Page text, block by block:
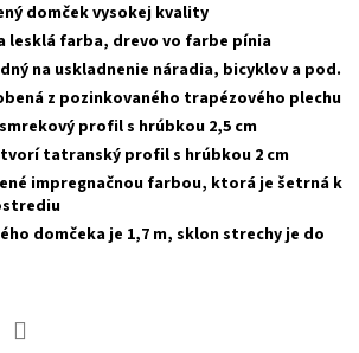
domček vysokej kvality
lesklá farba, drevo vo farbe pínia
na uskladnenie náradia, bicyklov a pod.
z pozinkovaného trapézového plechu
profil s hrúbkou 2,5 cm
tvorí tatranský profil s hrúbkou 2 cm
impregnačnou farbou, ktorá je šetrná k
domčeka je 1,7 m, sklon strechy je do